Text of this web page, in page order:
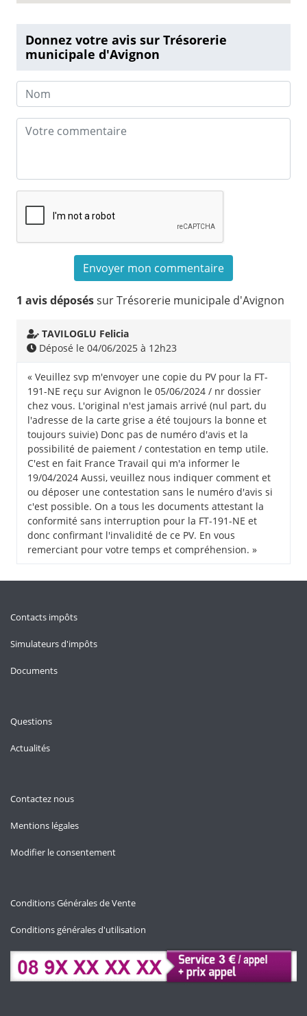
Donnez votre avis sur Trésorerie
municipale d'Avignon
1 avis déposéssur Trésorerie municipale d'Avignon
TAVILOGLU Felicia
Déposé le 04/06/2025 à 12h23
« Veuillez svp m'envoyer une copie du PV pour la FT-
191-NE reçu sur Avignon le 05/06/2024 / nr dossier
chez vous. L'original n'est jamais arrivé (nul part, du
l'adresse de la carte grise a été toujours la bonne et
toujours suivie) Donc pas de numéro d'avis et la
possibilité de paiement / contestation en temp utile.
C'est en fait France Travail qui m'a informer le
19/04/2024 Aussi, veuillez nous indiquer comment et
ou déposer une contestation sans le numéro d'avis si
c'est possible. On a tous les documents attestant la
conformité sans interruption pour la FT-191-NE et
donc confirmant l'invalidité de ce PV. En vous
remerciant pour votre temps et compréhension. »
Contacts impôts
Simulateurs d'impôts
Documents
Questions
Actualités
Contactez nous
Mentions légales
Modifier le consentement
Conditions Générales de Vente
Conditions générales d'utilisation